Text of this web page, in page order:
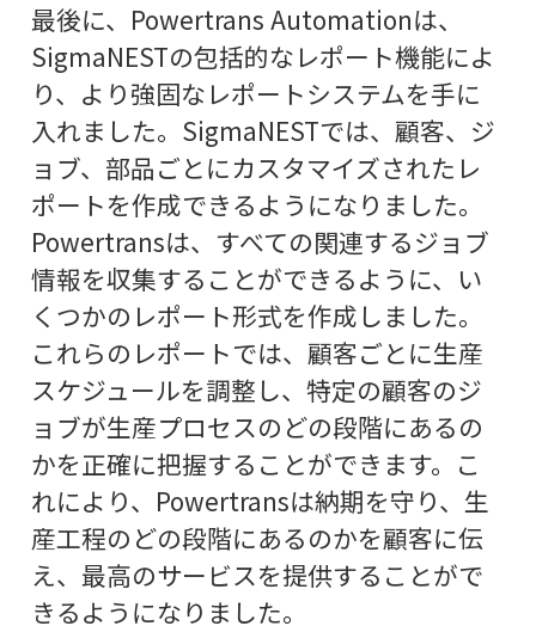
最後に、Powertrans Automationは、
SigmaNESTの包括的なレポート機能によ
り、より強固なレポートシステムを手に
入れました。SigmaNESTでは、顧客、ジ
ョブ、部品ごとにカスタマイズされたレ
ポートを作成できるようになりました。
Powertransは、すべての関連するジョブ
情報を収集することができるように、い
くつかのレポート形式を作成しました。
これらのレポートでは、顧客ごとに生産
スケジュールを調整し、特定の顧客のジ
ョブが生産プロセスのどの段階にあるの
かを正確に把握することができます。こ
れにより、Powertransは納期を守り、生
産工程のどの段階にあるのかを顧客に伝
え、最高のサービスを提供することがで
きるようになりました。